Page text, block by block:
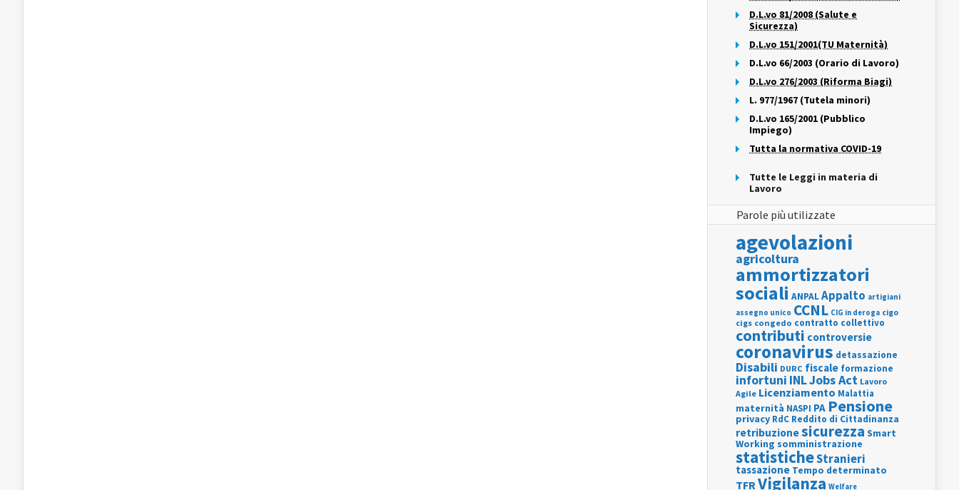
D.L.vo 81/2008 (Salute e
Sicurezza)
D.L.vo 151/2001(TU Maternità)
D.L.vo 66/2003 (Orario di Lavoro)
D.L.vo 276/2003 (Riforma Biagi)
L. 977/1967 (Tutela minori)
D.L.vo 165/2001 (Pubblico
Impiego)
Tutta la normativa COVID-19
Tutte le Leggi in materia di
Lavoro
Parole più utilizzate
agevolazioni
agricoltura
ammortizzatori
sociali ANPALAppalto artigiani
assegno unico CCNL CIG in deroga cigo
cigs congedo contratto collettivo
contributi controversie
coronavirus detassazione
Disabili DURC fiscale formazione
infortuni INLJobs Act Lavoro
Agile Licenziamento Malattia
maternità NASPI PA Pensione
privacy RdC Reddito di Cittadinanza
retribuzionesicurezza Smart
Working somministrazione
statisticheStranieri
tassazione Tempo determinato
TFRVigilanza Welfare